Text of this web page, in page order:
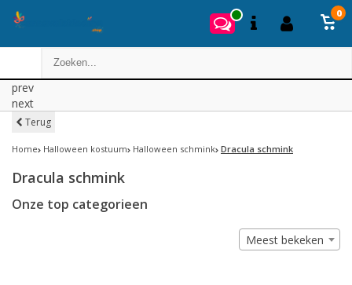
0
prev
next
Terug
Home Halloween kostuum Halloween schmink Dracula schmink
Dracula schmink
Onze top categorieen
Meest bekeken